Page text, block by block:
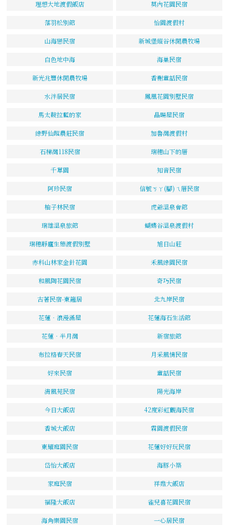
理想大地渡假飯店 莫內花園民宿
落羽松別館 怡園渡假村
山海戀民宿 新城堡縱谷休閒農牧場
白色地中海 海巢民宿
新光兆豐休閒農牧場 香榭童話民宿
水泮居民宿 鳳凰花園別墅民宿
馬太鞍拉藍的家 晶暘屋民宿
綠野仙蹤農莊民宿 加魯灣渡假村
石梯灣118民宿 瑞穗山下的厝
千草園 知音民宿
阿珍民宿 信號ㄎㄚ(腳)ㄟ厝民宿
柚子林民宿 虎爺溫泉會館
瑞雄溫泉旅館 蝴蝶谷溫泉渡假村
瑞穗靜廬生態渡假別墅 旭日山莊
赤科山林家金針花園 禾風綠園民宿
和風陶花園民宿 奇巧民宿
古著民宿-東籬居 北九岸民宿
花蓮‧浪漫滿屋 花蓮海石生活館
花蓮‧半月灣 新宿旅館
布拉格春天民宿 月采風情民宿
好來民宿 童話民宿
清風苑民宿 陽光海岸
今日大飯店 42度彩虹觀海民宿
香城大飯店 霖園渡假民宿
東耀庭園民宿 花蓮好好玩民宿
岱怡大飯店 海豚小築
家庭民宿 祥鼎大飯店
福隆大飯店 雀兒喜花園民宿
海角樂園民宿 一心居民宿